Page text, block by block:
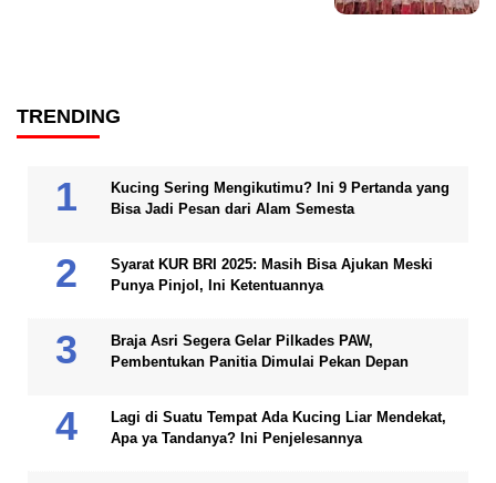
TRENDING
Kucing Sering Mengikutimu? Ini 9 Pertanda yang
Bisa Jadi Pesan dari Alam Semesta
Syarat KUR BRI 2025: Masih Bisa Ajukan Meski
Punya Pinjol, Ini Ketentuannya
Braja Asri Segera Gelar Pilkades PAW,
Pembentukan Panitia Dimulai Pekan Depan
Lagi di Suatu Tempat Ada Kucing Liar Mendekat,
Apa ya Tandanya? Ini Penjelesannya